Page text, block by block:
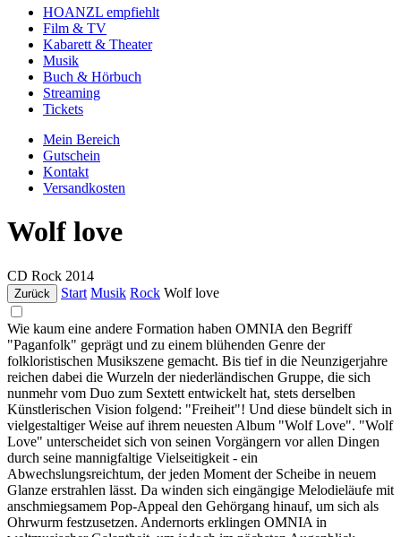
HOANZL empfiehlt
Film & TV
Kabarett & Theater
Musik
Buch & Hörbuch
Streaming
Tickets
Mein Bereich
Gutschein
Kontakt
Versandkosten
Wolf love
CD Rock 2014
Zurück Start Musik Rock Wolf love
Wie kaum eine andere Formation haben OMNIA den Begriff
"Paganfolk" geprägt und zu einem blühenden Genre der
folkloristischen Musikszene gemacht. Bis tief in die Neunzigerjahre
reichen dabei die Wurzeln der niederländischen Gruppe, die sich
nunmehr vom Duo zum Sextett entwickelt hat, stets derselben
Künstlerischen Vision folgend: "Freiheit"! Und diese bündelt sich in
vielgestaltiger Weise auf ihrem neuesten Album "Wolf Love". "Wolf
Love" unterscheidet sich von seinen Vorgängern vor allen Dingen
durch seine mannigfaltige Vielseitigkeit - ein
Abwechslungsreichtum, der jeden Moment der Scheibe in neuem
Glanze erstrahlen lässt. Da winden sich eingängige Melodieläufe mit
anschmiegsamem Pop-Appeal den Gehörgang hinauf, um sich als
Ohrwurm festzusetzen. Andernorts erklingen OMNIA in